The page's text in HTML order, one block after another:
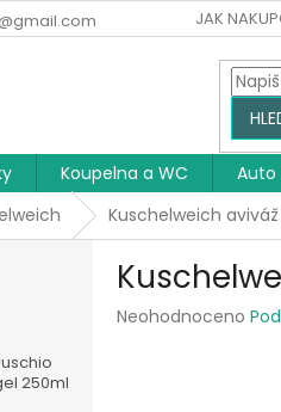
JAK
Koupelna a WC Auto
Kuschelweich
250ml
Průměrné
Neohodnoceno